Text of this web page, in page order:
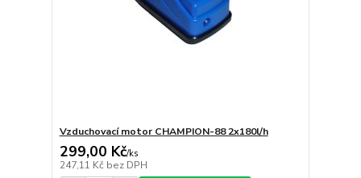
Vzduchovací motor CHAMPION-88 2x180l/h
299,00 Kč/ks
247,11 Kč bez DPH